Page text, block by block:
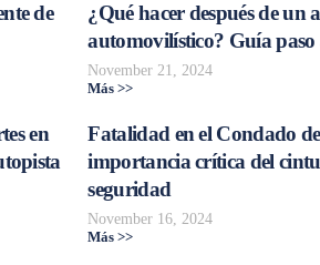
de
¿Qué hacer después de un
automovilístico? Guía paso
November 21, 2024
Más >>
en
Fatalidad en el Condado
importancia crítica del
seguridad
November 16, 2024
Más >>